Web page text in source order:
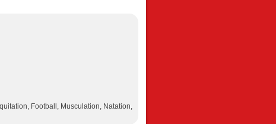
Football, Musculation, Natation,